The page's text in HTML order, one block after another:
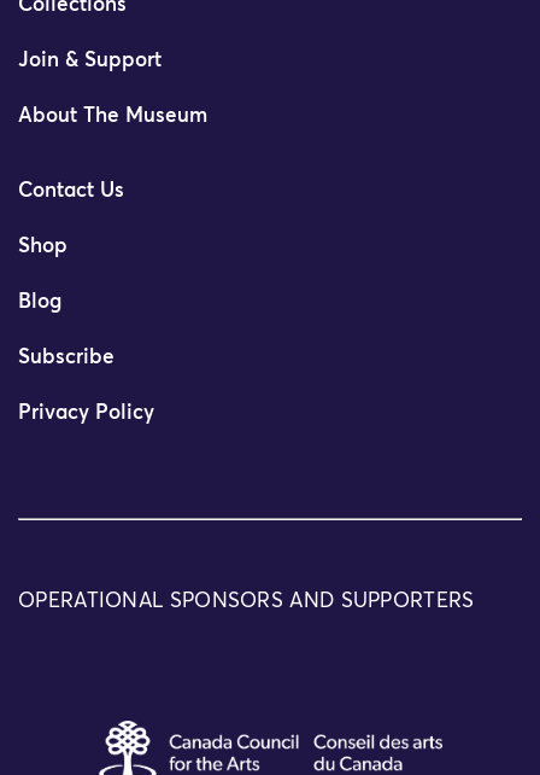
Collections
Join & Support
About The Museum
Contact Us
Shop
Blog
Subscribe
Privacy Policy
OPERATIONAL SPONSORS AND SUPPORTERS